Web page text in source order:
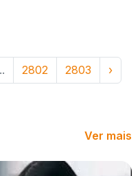
2802 2803 ›
Ver mais